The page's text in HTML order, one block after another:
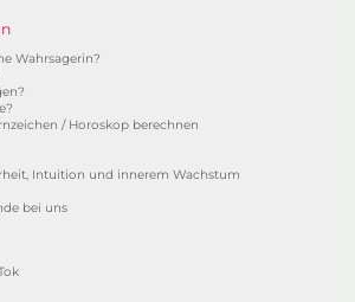
Wahrsagerin?
/ Horoskop berechnen
Intuition und innerem Wachstum
bei uns